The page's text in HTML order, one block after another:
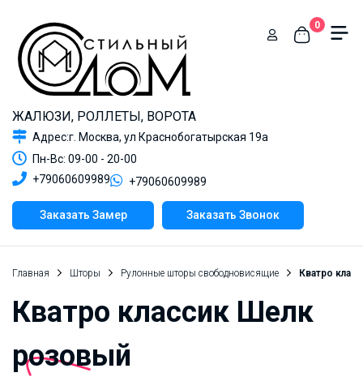
ЖАЛЮЗИ, РОЛЛЕТЫ, ВОРОТА
Адрес:г. Москва, ул Краснобогатырская 19а
Пн-Вс: 09-00 - 20-00
+79060609989
+79060609989
Заказать Замер Заказать Звонок
0
Главная Шторы Рулонные шторы свободновисящие Кватро
Кватро классик Шелк
розовый